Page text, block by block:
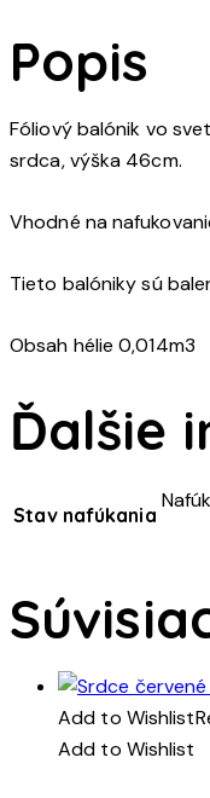
Popis
Fóliový balónik vo
srdca, výška 46cm.
Vhodné na
Tieto balóniky sú
Obsah hélie 0,014m3
Ďalšie
Stav nafúkania
Add to Wishlist
Add to Wishlist